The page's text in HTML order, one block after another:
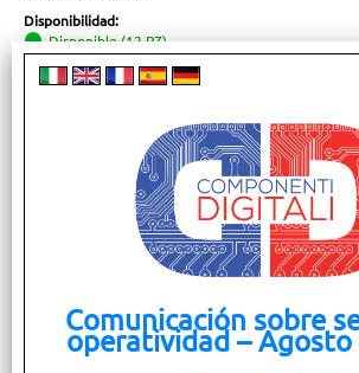
Disponibilidad:
Disponible (12 PZ)
Magazzino Principale (HQ) (8 PZ)
Enviado dentro de las 24 horas (3 PZ)
Comunicación sobre
operatividad –